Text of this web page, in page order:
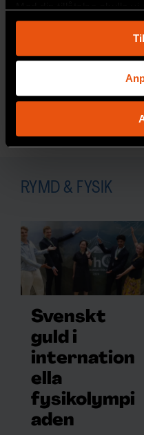
som kan ha en
Identifiera din
för specifika
Ta reda på mer om hur
helst från cookie-
och annonserna till
vidarebefordrar även
information från din
annons- och
Dessa kan i sin tur
information som du har
samlat in när du har
Vad har
hypotes om Oorts
RYMD & FYSIK
Svenskt
guld i
internation
ella
fysikolympi
aden